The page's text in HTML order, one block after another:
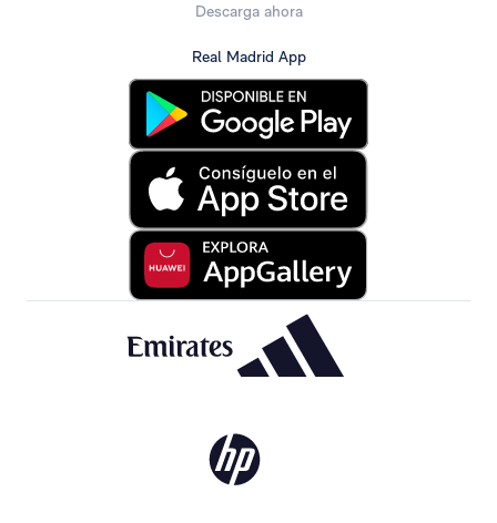
Descarga ahora
Real Madrid App